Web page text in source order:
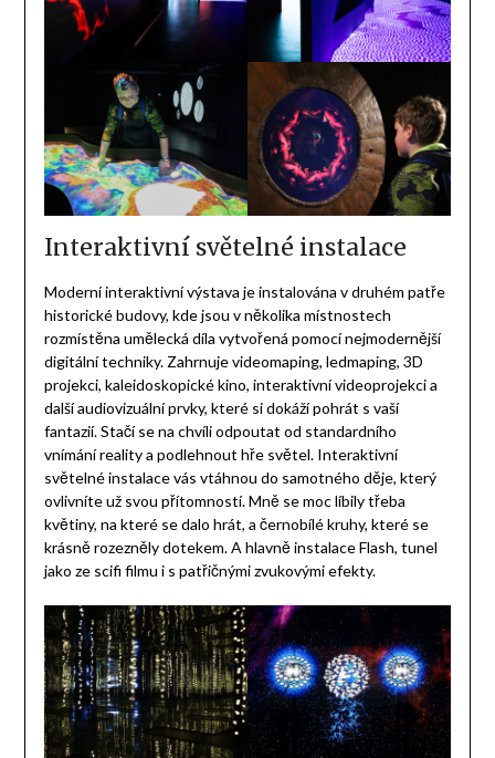
Interaktivní světelné instalace
Moderní interaktivní výstava je instalována v druhém patře
historické budovy, kde jsou v několika místnostech
rozmístěna umělecká díla vytvořená pomocí nejmodernější
digitální techniky. Zahrnuje videomaping, ledmaping, 3D
projekci, kaleidoskopické kino, interaktivní videoprojekci a
další audiovizuální prvky, které si dokáží pohrát s vaší
fantazií. Stačí se na chvíli odpoutat od standardního
vnímání reality a podlehnout hře světel. Interaktivní
světelné instalace vás vtáhnou do samotného děje, který
ovlivníte už svou přítomností. Mně se moc líbily třeba
květiny, na které se dalo hrát, a černobílé kruhy, které se
krásně rozezněly dotekem. A hlavně instalace Flash, tunel
jako ze scifi filmu i s patřičnými zvukovými efekty.